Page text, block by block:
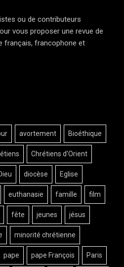
ou de contributeurs
vous proposer une revue de
français, francophone et
avortement Bioéthique
Chrétiens d'Orient
diocèse Eglise
euthanasie famille film
fête jeunes jésus
minorité chrétienne
pape pape François Paris